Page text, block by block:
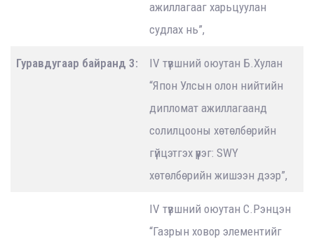
ажиллагааг харьцуулан
судлах нь”,
Гуравдугаар байранд 3:
IV түвшний оюутан Б.Хулан
“Япон Улсын олон нийтийн
дипломат ажиллагаанд
солилцооны хөтөлбөрийн
гүйцэтгэх үүрэг: SWY
хөтөлбөрийн жишээн дээр”,
IV түвшний оюутан С.Рэнцэн
“Газрын ховор элементийг